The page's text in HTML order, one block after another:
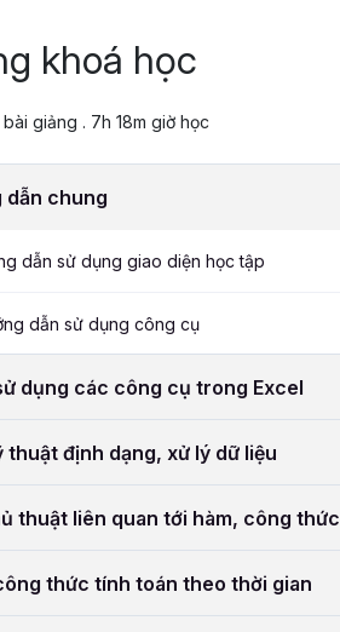
khoá học
giảng . 7h 18m giờ học
dẫn chung
dẫn sử dụng giao diện học tập
dẫn sử dụng công cụ
dụng các công cụ trong Excel
thuật định dạng, xử lý dữ liệu
thuật liên quan tới hàm, công thức
thức tính toán theo thời gian